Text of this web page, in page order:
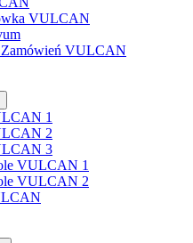
VULCAN
VULCAN
1
2
3
VULCAN 1
VULCAN 2